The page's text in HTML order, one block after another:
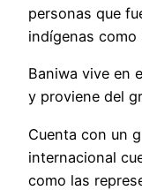
personas que
indígenas
Baniwa vive en
y proviene del
Cuenta con un
internacional
como las